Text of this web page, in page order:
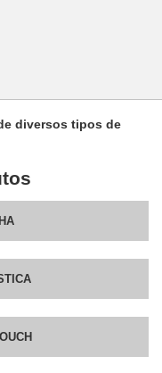
diversos tipos de